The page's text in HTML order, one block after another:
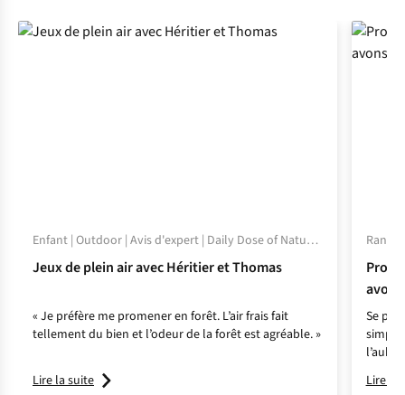
Enfant | Outdoor | Avis d'expert | Daily Dose of Nature | Inspiration
Jeux de plein air avec Héritier et Thomas
« Je préfère me promener en forêt. L’air frais fait
tellement du bien et l’odeur de la forêt est agréable. »
Lire la suite
avons
Se
Lire la